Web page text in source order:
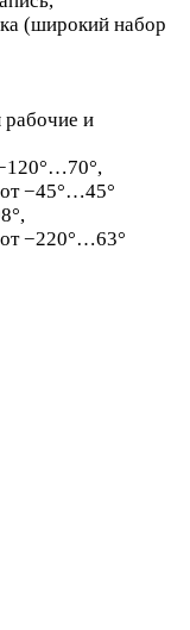
(широкий набор
рабочие и
−45°…45°
−220°…63°